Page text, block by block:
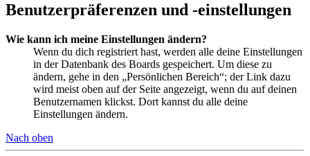
Benutzerpräferenzen und -einstellungen
Wie kann ich meine Einstellungen ändern?
Wenn du dich registriert hast, werden alle deine Einstellungen
in der Datenbank des Boards gespeichert. Um diese zu
ändern, gehe in den „Persönlichen Bereich“; der Link dazu
wird meist oben auf der Seite angezeigt, wenn du auf deinen
Benutzernamen klickst. Dort kannst du alle deine
Einstellungen ändern.
Nach oben